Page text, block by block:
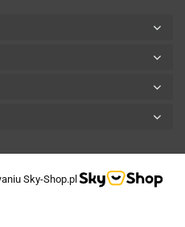
Sky-Shop.pl